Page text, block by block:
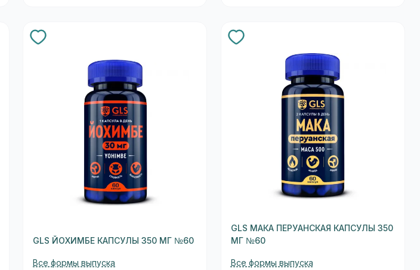
GLS ЙОХИМБЕ КАПСУЛЫ 350 МГ №60
Все формы выпуска
GLS МАКА ПЕРУАНСКАЯ КАПСУЛЫ 350
МГ №60
Все формы выпуска